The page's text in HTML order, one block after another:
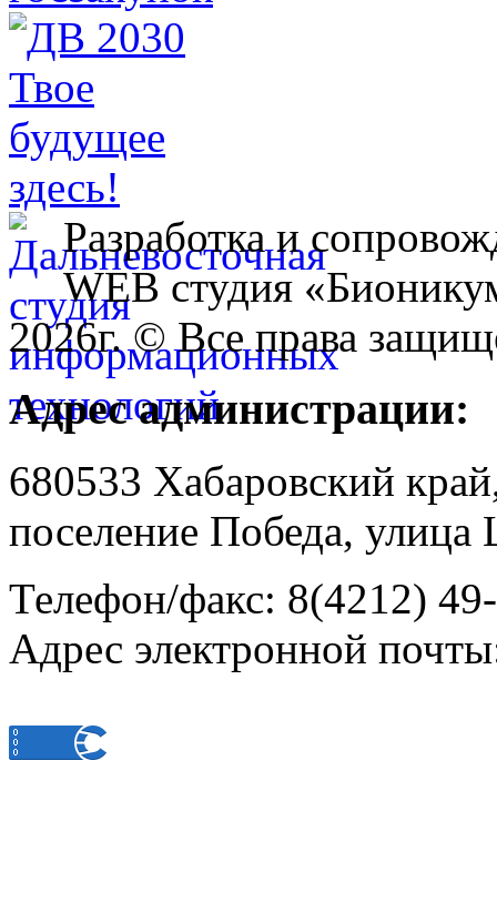
Разработка и
WEB студия
2026г. © Все права
Адрес администрации:
680533 Хабаровский
поселение Победа, улица
Телефон/факс: 8(4212)
Адрес электронной